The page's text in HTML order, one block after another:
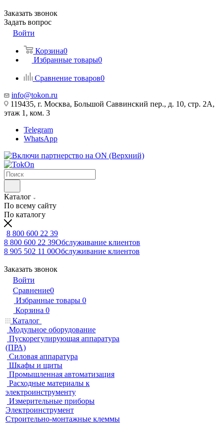
Заказать звонок
Задать вопрос
Войти
Корзина0
Избранные товары0
Сравнение товаров0
info@tokon.ru
119435, г. Москва, Большой Саввинский пер., д. 10, стр. 2А,
этаж 1, ком. 3
Telegram
WhatsApp
Каталог
По всему сайту
По каталогу
8 800 600 22 39
8 800 600 22 39Обслуживание клиентов
8 905 502 11 00Обслуживание клиентов
Заказать звонок
Войти
Сравнение0
Избранные товары 0
Корзина 0
Каталог
Модульное оборудование
Пускорегулирующая аппаратура
(ПРА)
Силовая аппаратура
Шкафы и щиты
Промышленная автоматизация
Расходные материалы к
электроинструменту
Измерительные приборы
Электроинструмент
Строительно-монтажные клеммы